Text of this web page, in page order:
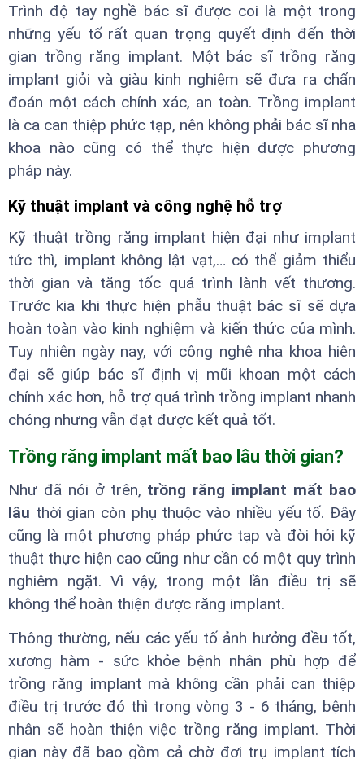
Trình độ tay nghề bác sĩ được coi là một trong
những yếu tố rất quan trọng quyết định đến thời
gian trồng răng implant. Một bác sĩ trồng răng
implant giỏi và giàu kinh nghiệm sẽ đưa ra chẩn
đoán một cách chính xác, an toàn. Trồng implant
là ca can thiệp phức tạp, nên không phải bác sĩ nha
khoa nào cũng có thể thực hiện được phương
pháp này.
Kỹ thuật implant và công nghệ hỗ trợ
Kỹ thuật trồng răng implant hiện đại như implant
tức thì, implant không lật vạt,… có thể giảm thiểu
thời gian và tăng tốc quá trình lành vết thương.
Trước kia khi thực hiện phẫu thuật bác sĩ sẽ dựa
hoàn toàn vào kinh nghiệm và kiến thức của mình.
Tuy nhiên ngày nay, với công nghệ nha khoa hiện
đại sẽ giúp bác sĩ định vị mũi khoan một cách
chính xác hơn, hỗ trợ quá trình trồng implant nhanh
chóng nhưng vẫn đạt được kết quả tốt.
Trồng răng implant mất bao lâu thời gian?
Như đã nói ở trên, trồng răng implant mất bao
lâu thời gian còn phụ thuộc vào nhiều yếu tố. Đây
cũng là một phương pháp phức tạp và đòi hỏi kỹ
thuật thực hiện cao cũng như cần có một quy trình
nghiêm ngặt. Vì vậy, trong một lần điều trị sẽ
không thể hoàn thiện được răng implant.
Thông thường, nếu các yếu tố ảnh hưởng đều tốt,
xương hàm - sức khỏe bệnh nhân phù hợp để
trồng răng implant mà không cần phải can thiệp
điều trị trước đó thì trong vòng 3 - 6 tháng, bệnh
nhân sẽ hoàn thiện việc trồng răng implant. Thời
gian này đã bao gồm cả chờ đợi trụ implant tích